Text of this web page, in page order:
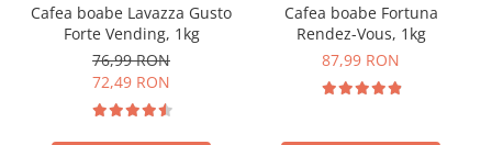
Cafea boabe Lavazza Gusto
Forte Vending, 1kg
76,99 RON
72,49 RON
Cafea boabe Fortuna
Rendez-Vous, 1kg
87,99 RON